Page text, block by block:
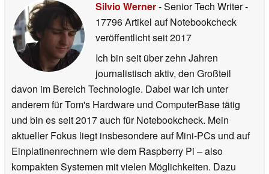
Silvio Werner- Senior Tech Writer-
17796 Artikel auf Notebookcheck
veröffentlichtseit 2017
Ich bin seit über zehn Jahren
journalistisch aktiv, den Großteil
davon im Bereich Technologie. Dabei war ich unter
anderem für Tom's Hardware und ComputerBase tätig
und bin es seit 2017 auch für Notebookcheck. Mein
aktueller Fokus liegt insbesondere auf Mini-PCs und auf
Einplatinenrechnern wie dem Raspberry Pi – also
kompakten Systemen mit vielen Möglichkeiten. Dazu